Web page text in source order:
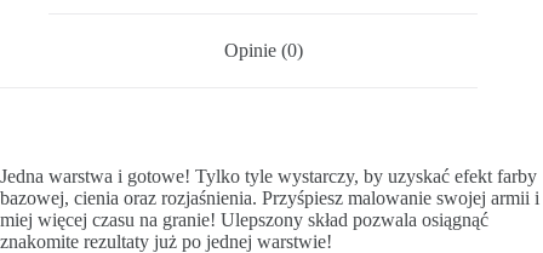
Opinie (0)
Jedna warstwa i gotowe! Tylko tyle wystarczy, by uzyskać efekt farby
bazowej, cienia oraz rozjaśnienia. Przyśpiesz malowanie swojej armii i
miej więcej czasu na granie! Ulepszony skład pozwala osiągnąć
znakomite rezultaty już po jednej warstwie!